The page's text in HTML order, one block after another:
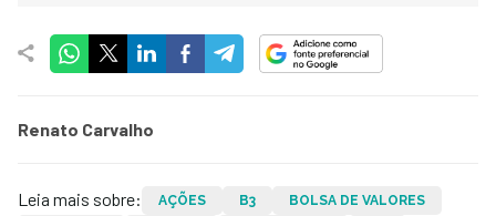
Renato Carvalho
Leia mais sobre: AÇÕES B3
BOLSA DE VALORES